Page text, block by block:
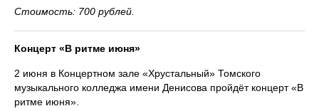
Стоимость: 700 рублей.
Концерт «В ритме июня»
2 июня в Концертном зале «Хрустальный» Томского
музыкального колледжа имени Денисова пройдёт концерт «В
ритме июня».